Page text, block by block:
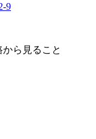
9
ら見ること